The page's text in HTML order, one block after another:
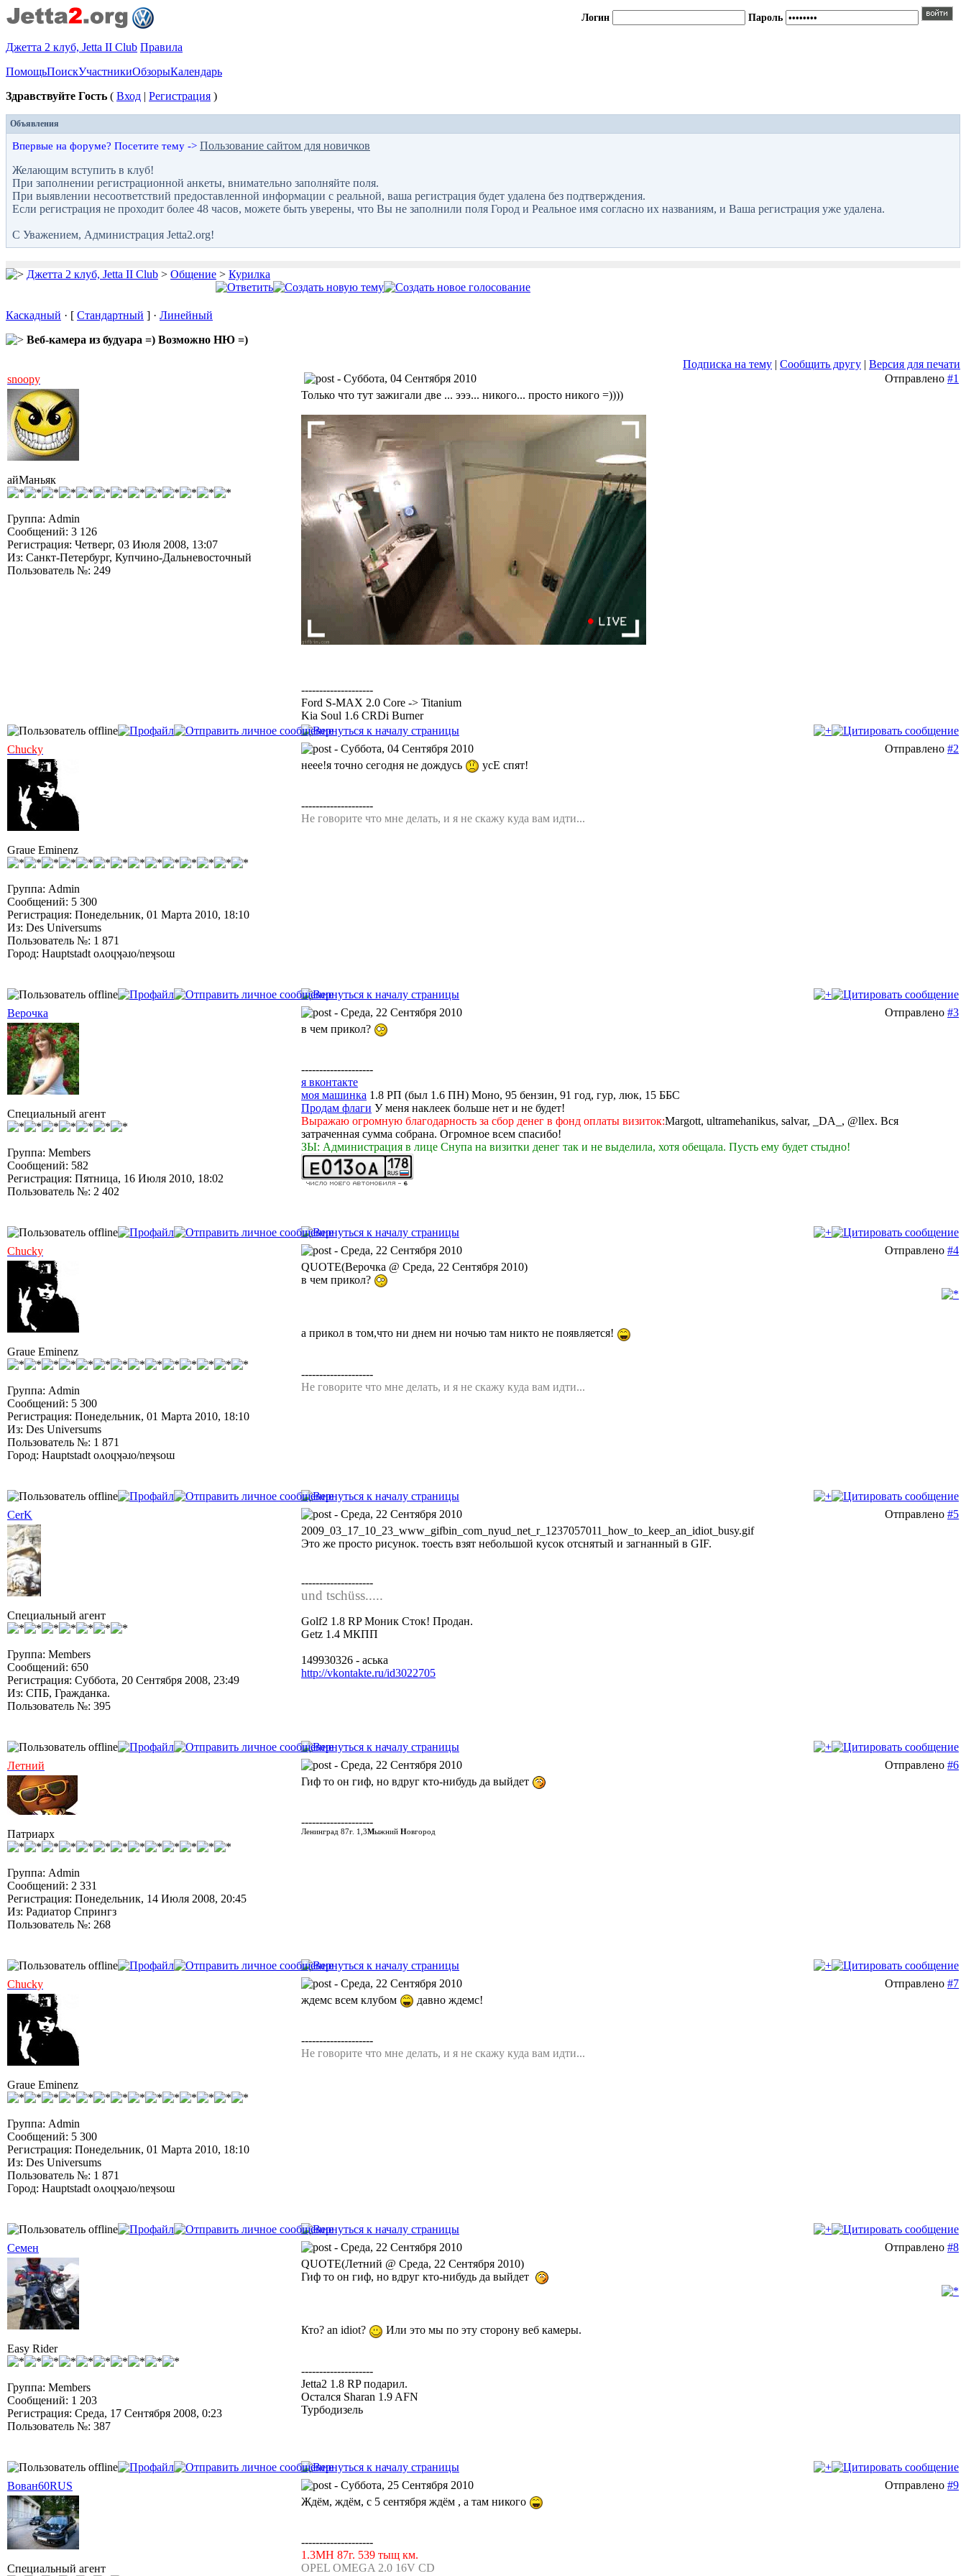
Логин Пароль
Джетта 2 клуб, Jetta II Club Правила
ПомощьПоискУчастникиОбзорыКалендарь
Здравствуйте Гость ( Вход | Регистрация )
Объявления
Впервые на форуме? Посетите тему -> Пользование сайтом для новичков
Желающим вступить в клуб!
При заполнении регистрационной анкеты, внимательно заполняйте поля.
При выявлении несоответствий предоставленной информации с реальной, ваша регистрация будет удалена без подтверждения.
Если регистрация не проходит более 48 часов, можете быть уверены, что Вы не заполнили поля Город и Реальное имя согласно их названиям, и Ваша регистрация уже удалена.
С Уважением, Администрация Jetta2.org!
Джетта 2 клуб, Jetta II Club > Общение > Курилка
Каскадный · [ Стандартный ] · Линейный
Веб-камера из будуара =) Возможно НЮ =)
Подписка на тему | Сообщить другу | Версия для печати
snoopy
- Суббота, 04 Сентября 2010 Отправлено #1
айМаньяк
Группа: Admin
Сообщений: 3 126
Регистрация: Четверг, 03 Июля 2008, 13:07
Из: Санкт-Петербург, Купчино-Дальневосточный
Пользователь №: 249
Только что тут зажигали две ... эээ... никого... просто никого =))))
--------------------
Ford S-MAX 2.0 Core -> Titanium
Kia Soul 1.6 CRDi Burner
Chucky - Суббота, 04 Сентября 2010 Отправлено #2
Graue Eminenz
Группа: Admin
Сообщений: 5 300
Регистрация: Понедельник, 01 Марта 2010, 18:10
Из: Des Universums
Пользователь №: 1 871
Город: Hauptstadt oʌoɥʞǝɹo/nɐʞsoɯ
неее!я точно сегодня не дождусь усЕ спят!
--------------------
Не говорите что мне делать, и я не скажу куда вам идти...
Верочка - Среда, 22 Сентября 2010 Отправлено #3
Специальный агент
Группа: Members
Сообщений: 582
Регистрация: Пятница, 16 Июля 2010, 18:02
Пользователь №: 2 402
в чем прикол?
--------------------
я вконтакте
моя машинка 1.8 РП (был 1.6 ПН) Моно, 95 бензин, 91 год, гур, люк, 15 ББС
Продам флаги У меня наклеек больше нет и не будет!
Выражаю огромную благодарность за сбор денег в фонд оплаты визиток:Margott, ultramehanikus, salvar, _DA_, @llex. Вся
затраченная сумма собрана. Огромное всем спасибо!
ЗЫ: Администрация в лице Снупа на визитки денег так и не выделила, хотя обещала. Пусть ему будет стыдно!
Chucky - Среда, 22 Сентября 2010 Отправлено #4
Graue Eminenz
Группа: Admin
Сообщений: 5 300
Регистрация: Понедельник, 01 Марта 2010, 18:10
Из: Des Universums
Пользователь №: 1 871
Город: Hauptstadt oʌoɥʞǝɹo/nɐʞsoɯ
QUOTE(Верочка @ Среда, 22 Сентября 2010)
в чем прикол?
а прикол в том,что ни днем ни ночью там никто не появляется!
--------------------
Не говорите что мне делать, и я не скажу куда вам идти...
CerK - Среда, 22 Сентября 2010 Отправлено #5
Специальный агент
Группа: Members
Сообщений: 650
Регистрация: Суббота, 20 Сентября 2008, 23:49
Из: СПБ, Гражданка.
Пользователь №: 395
2009_03_17_10_23_www_gifbin_com_nyud_net_r_1237057011_how_to_keep_an_idiot_busy.gif
Это же просто рисунок. тоесть взят небольшой кусок отснятый и загнанный в GIF.
--------------------
und tschüss.....
Golf2 1.8 RP Моник Сток! Продан.
Getz 1.4 МКПП
149930326 - аська
http://vkontakte.ru/id3022705
Летний - Среда, 22 Сентября 2010 Отправлено #6
Патриарх
Группа: Admin
Сообщений: 2 331
Регистрация: Понедельник, 14 Июля 2008, 20:45
Из: Радиатор Спрингз
Пользователь №: 268
Гиф то он гиф, но вдруг кто-нибудь да выйдет
--------------------
Ленинград 87г. 1,3Мыжний Новгород
Chucky - Среда, 22 Сентября 2010 Отправлено #7
Graue Eminenz
Группа: Admin
Сообщений: 5 300
Регистрация: Понедельник, 01 Марта 2010, 18:10
Из: Des Universums
Пользователь №: 1 871
Город: Hauptstadt oʌoɥʞǝɹo/nɐʞsoɯ
ждемс всем клубом давно ждемс!
--------------------
Не говорите что мне делать, и я не скажу куда вам идти...
Семен - Среда, 22 Сентября 2010 Отправлено #8
Easy Rider
Группа: Members
Сообщений: 1 203
Регистрация: Среда, 17 Сентября 2008, 0:23
Пользователь №: 387
QUOTE(Летний @ Среда, 22 Сентября 2010)
Гиф то он гиф, но вдруг кто-нибудь да выйдет
Кто? an idiot? Или это мы по эту сторону веб камеры.
--------------------
Jetta2 1.8 RP подарил.
Остался Sharan 1.9 AFN
Турбодизель
Вован60RUS - Суббота, 25 Сентября 2010 Отправлено #9
Специальный агент
Ждём, ждём, с 5 сентября ждём , а там никого
--------------------
1.3МН 87г. 539 тыщ км.
OPEL OMEGA 2.0 16V CD